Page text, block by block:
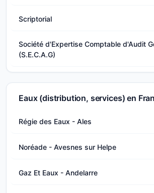
Scriptorial
Société d'Expertise Comptable d'Audit
(S.E.C.A.G)
Eaux (distribution, services) en
Régie des Eaux - Ales
Noréade - Avesnes sur Helpe
Gaz Et Eaux - Andelarre